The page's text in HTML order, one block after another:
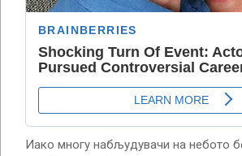
Иако многу набљудувачи на небото